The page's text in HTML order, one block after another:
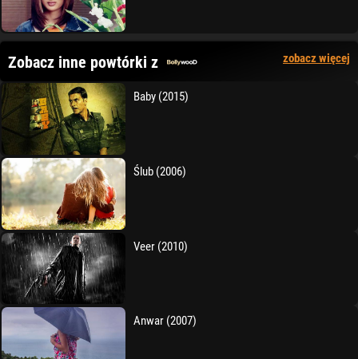
Zobacz inne powtórki z zobacz więcej
Baby (2015)
Ślub (2006)
Veer (2010)
Anwar (2007)